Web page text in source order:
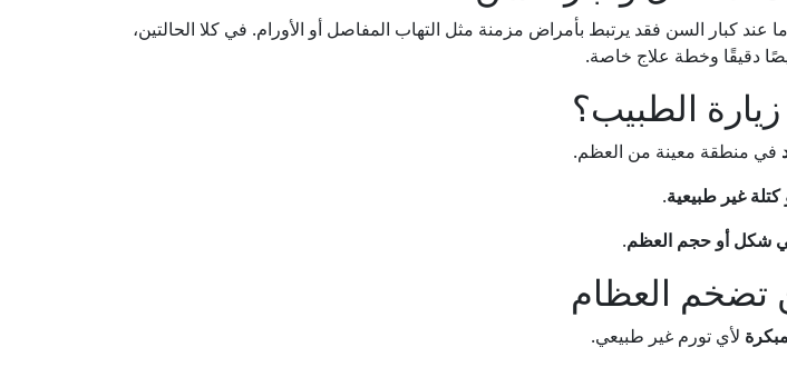
كبار السن فقد يرتبط بأمراض مزمنة مثل التهاب المفاصل أو الأورام. في كلا الحالتين،
دقيقًا وخطة علاج خاصة.
الطبيب؟
في منطقة معينة من العظم.
كتلة غير طبيعية.
شكل أو حجم العظم.
تضخم العظام
لأي تورم غير طبيعي.